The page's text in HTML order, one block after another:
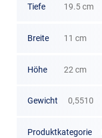
Tiefe 19.5 cm
Breite 11 cm
Höhe 22 cm
Gewicht 0,5510
Produktkategorie